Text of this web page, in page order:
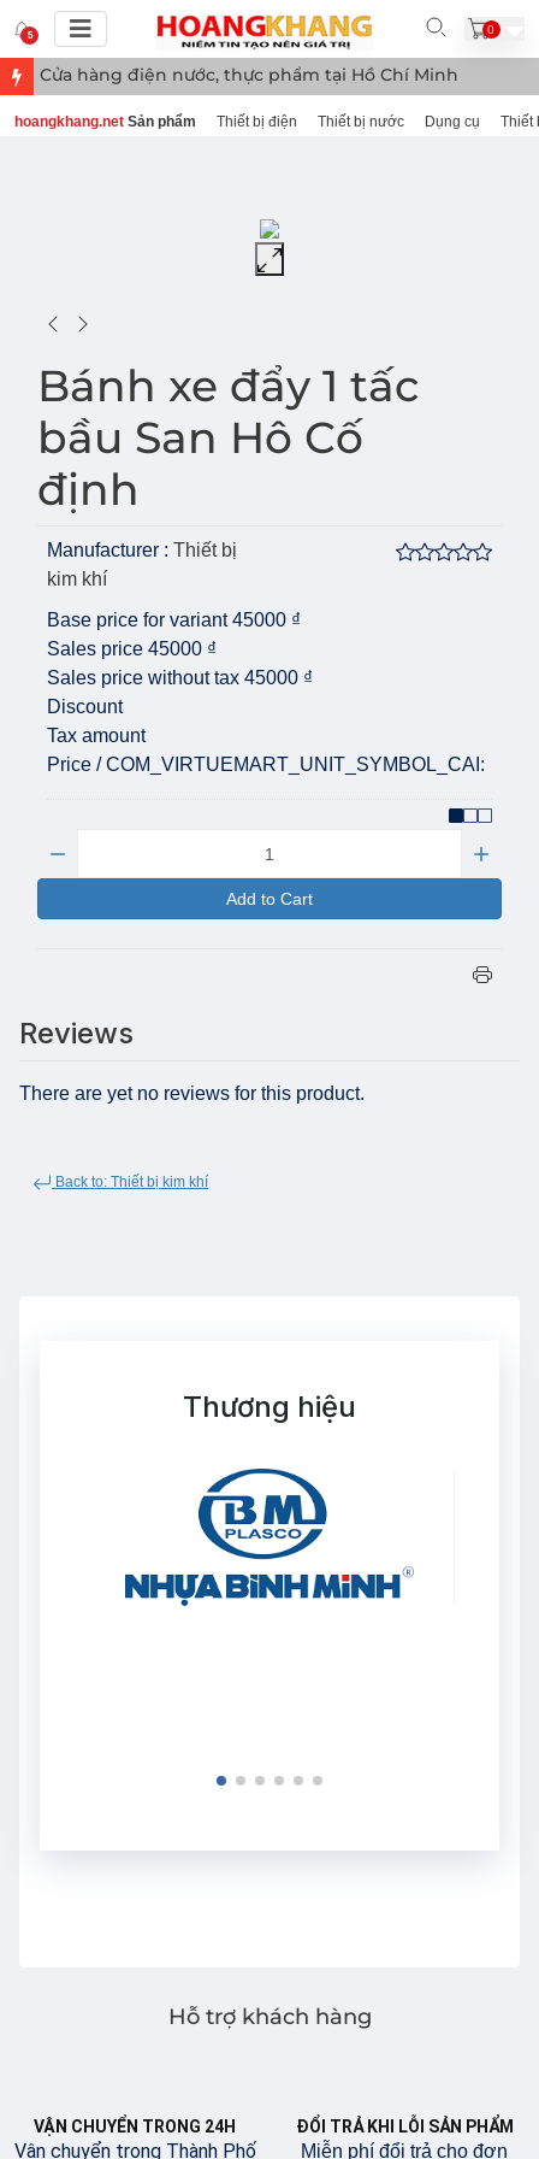
5 0
Cửa hàng điện nước, thực phẩm tại Hồ Chí Minh
hoangkhang.net Sản phẩm Thiết bị điện Thiết bị nước Dụng cụ Thiết
Bánh xe đẩy 1 tấc
bầu San Hô Cố
định
Manufacturer : Thiết bị
kim khí
Base price for variant45000 ₫
Sales price 45000 ₫
Sales price without tax 45000 ₫
Discount
Tax amount
Price / COM_VIRTUEMART_UNIT_SYMBOL_CAI:
Add to Cart
Reviews
There are yet no reviews for this product.
Back to: Thiết bị kim khí
Thương hiệu
Hỗ trợ khách hàng
VẬN CHUYỂN TRONG 24H
Vận chuyển trong Thành Phố
ĐỔI TRẢ KHI LỖI SẢN PHẨM
Miễn phí đổi trả cho đơn